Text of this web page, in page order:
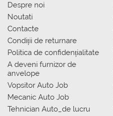
Despre noi
Noutati
Contacte
Condiții de returnare
Politica de confidențialitate
A deveni furnizor de
anvelope
Vopsitor Auto Job
Mecanic Auto Job
Tehnician Auto_de lucru